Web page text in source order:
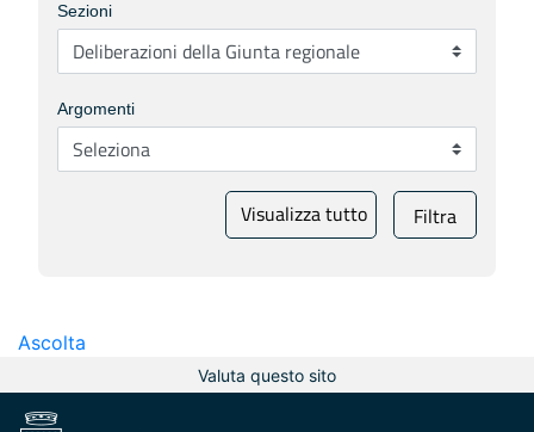
Sezioni
Argomenti
Visualizza tutto Filtra
Ascolta
Valuta questo sito